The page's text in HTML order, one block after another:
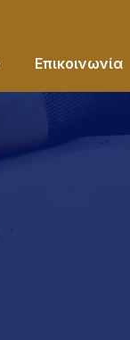
Επικοινωνία